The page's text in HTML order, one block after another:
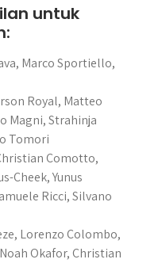
untuk
Marco Sportiello,
Royal, Matteo
Magni, Strahinja
Tomori
Comotto,
Cheek, Yunus
Ricci, Silvano
Lorenzo Colombo,
Okafor, Christian